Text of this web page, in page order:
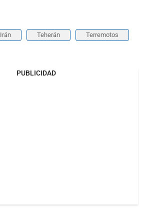
Irán Teherán Terremotos
PUBLICIDAD